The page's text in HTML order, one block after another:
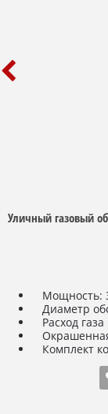
Уличный газовый
Мощность:
Диаметр
Расход
Комплект
Время
(не